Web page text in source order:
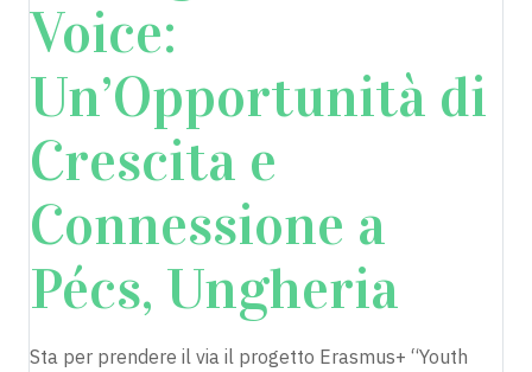
Voice:
Un’Opportunità di
Crescita e
Connessione a
Pécs, Ungheria
Sta per prendere il via il progetto Erasmus+ “Youth